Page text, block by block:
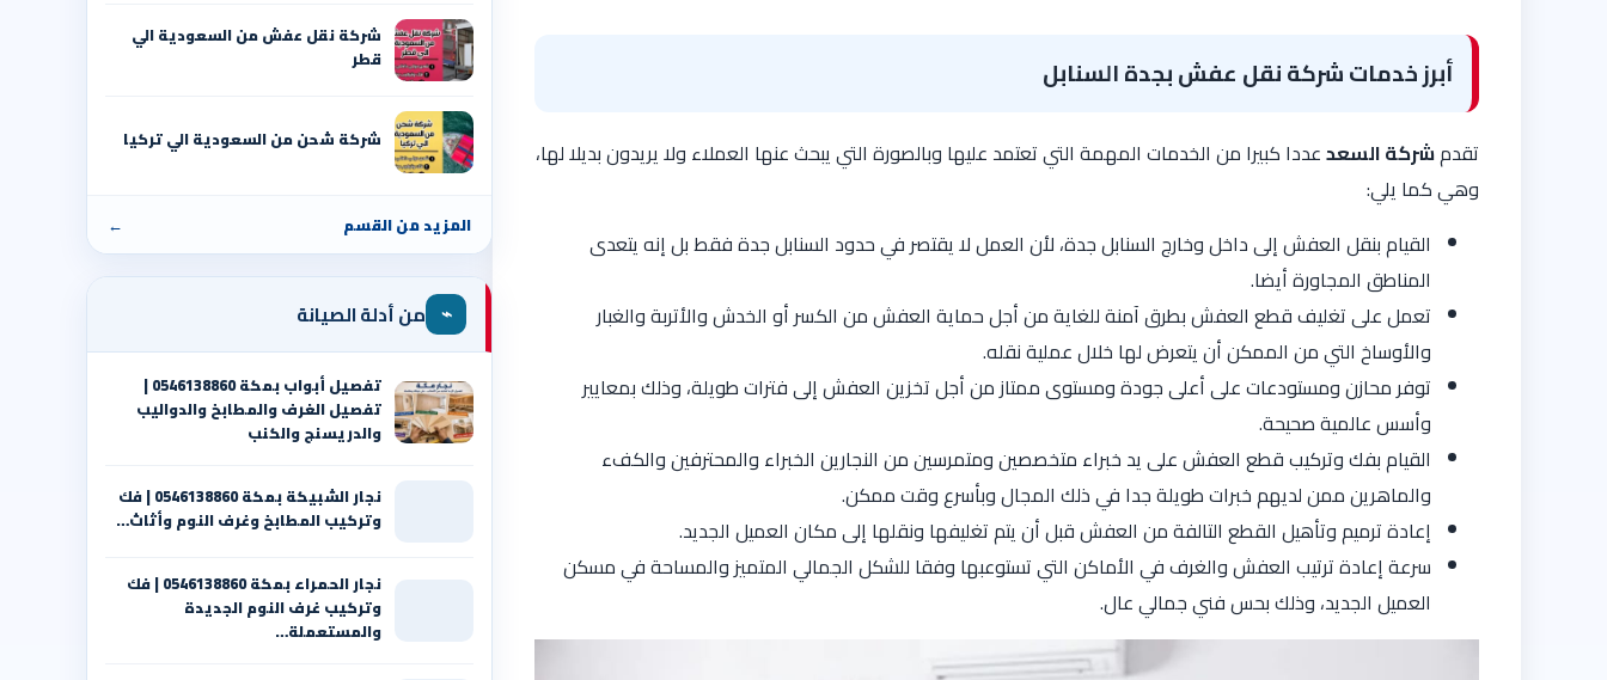
أبرز خدمات شركة نقل عفش بجدة السنابل
تقدمشركة السعدعددا كبيرا من الخدمات المهمة التي تعتمد عليها وبالصورة التي يبحث عنها العملاء ولا يريدون بديلا لها،
وهي كما يلي:
القيام بنقل العفش إلى داخل وخارج السنابل جدة، لأن العمل لا يقتصر في حدود السنابل جدة فقط بل إنه يتعدى
المناطق المجاورة أيضا.
تعمل على تغليف قطع العفش بطرق آمنة للغاية من أجل حماية العفش من الكسر أو الخدش والأتربة والغبار
والأوساخ التي من الممكن أن يتعرض لها خلال عملية نقله.
توفر محازن ومستودعات على أعلى جودة ومستوى ممتاز من أجل تخزين العفش إلى فترات طويلة، وذلك بمعايير
وأسس عالمية صحيحة.
القيام بفك وتركيب قطع العفش على يد خبراء متخصصين ومتمرسين من النجارين الخبراء والمحترفين والكفء
والماهرين ممن لديهم خبرات طويلة جدا في ذلك المجال وبأسرع وقت ممكن.
إعادة ترميم وتأهيل القطع التالفة من العفش قبل أن يتم تغليفها ونقلها إلى مكان العميل الجديد.
سرعة إعادة ترتيب العفش والغرف في الأماكن التي تستوعبها وفقا للشكل الجمالي المتميز والمساحة في مسكن
العميل الجديد، وذلك بحس فني جمالي عال.
شركة نقل عفش من السعودية الي
قطر
شركة شحن من السعودية الي تركيا
المزيد من القسم ←
⌁ من أدلة الصيانة
تفصيل أبواب بمكة 0546138860 |
تفصيل الغرف والمطابخ والدواليب
والدريسنج والكنب
نجار الشبيكة بمكة 0546138860⁩ | فك
وتركيب المطابخ وغرف النوم وأثاث…
نجار الحمراء بمكة 0546138860⁩ | فك
وتركيب غرف النوم الجديدة
والمستعملة…